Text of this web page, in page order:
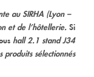
au SIRHA (Lyon –
et de l’hôtellerie. Si
hall 2.1 stand J34
produits sélectionnés